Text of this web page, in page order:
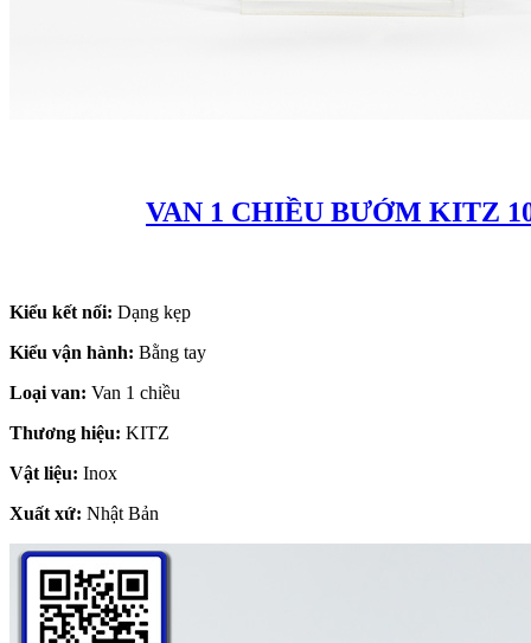
VAN 1 CHIỀU BƯỚM KITZ
Kiểu kết nối: Dạng kẹp
Kiểu vận hành: Bằng tay
Loại van: Van 1 chiều
Thương hiệu: KITZ
Vật liệu: Inox
Xuất xứ: Nhật Bản